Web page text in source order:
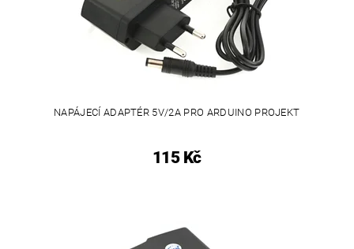
NAPÁJECÍ ADAPTÉR 5V/2A PRO ARDUINO PROJEKT
115 Kč